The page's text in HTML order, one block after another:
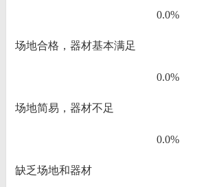
0.0%
场地合格，器材基本满足
0.0%
场地简易，器材不足
0.0%
缺乏场地和器材